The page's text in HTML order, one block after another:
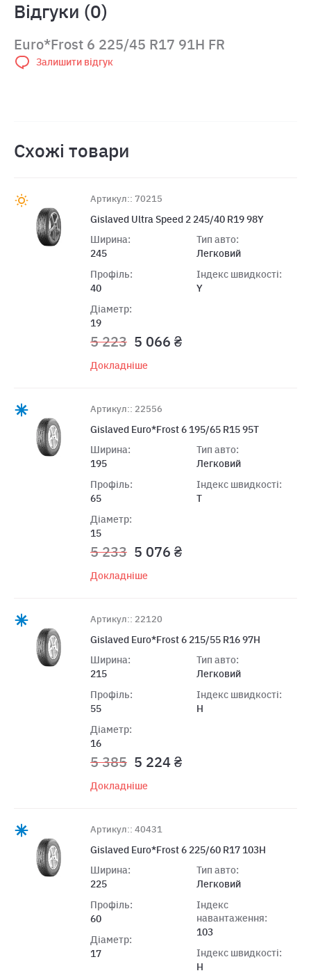
Відгуки (0)
Euro*Frost 6 225/45 R17 91H FR
Залишити відгук
Схожі товари
Артикул:: 70215
Gislaved Ultra Speed 2 245/40 R19 98Y
Ширина:
245
Профіль:
40
Діаметр:
19
Тип авто:
Легковий
Індекс швидкості:
Y
5 223 5 066 ₴
Докладніше
Артикул:: 22556
Gislaved Euro*Frost 6 195/65 R15 95T
Ширина:
195
Профіль:
65
Діаметр:
15
Тип авто:
Легковий
Індекс швидкості:
T
5 233 5 076 ₴
Докладніше
Артикул:: 22120
Gislaved Euro*Frost 6 215/55 R16 97H
Ширина:
215
Профіль:
55
Діаметр:
16
Тип авто:
Легковий
Індекс швидкості:
H
5 385 5 224 ₴
Докладніше
Артикул:: 40431
Gislaved Euro*Frost 6 225/60 R17 103H
Ширина:
225
Профіль:
60
Діаметр:
17
Тип авто:
Легковий
Індекс
навантаження:
103
Індекс швидкості:
H